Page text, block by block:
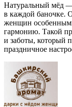
Натуральный мёд —
в каждой баночке.
женщин
гармонию. Такой
и заботы, который
праздничное
Навигация
по
записям